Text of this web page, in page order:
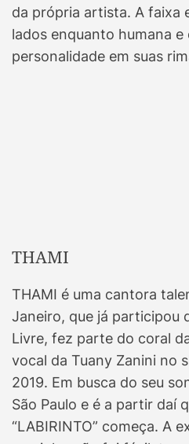
da própria artista. A faixa
lados enquanto humana
personalidade em suas
THAMI
THAMI é uma cantora
Janeiro, que já participou
Livre, fez parte do coral
vocal da Tuany Zanini no
2019. Em busca do seu
São Paulo e é a partir daí
“LABIRINTO” começa. A